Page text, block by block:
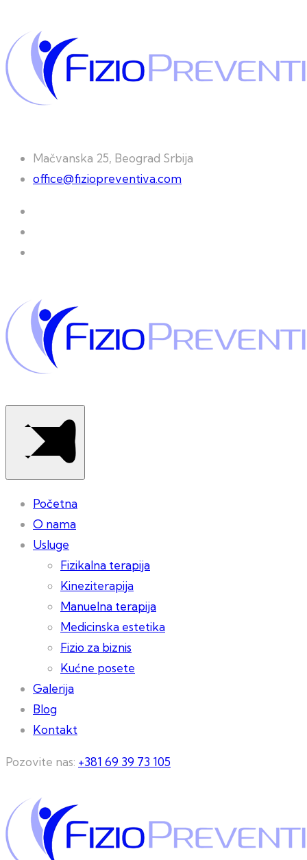
Mačvanska 25, Beograd Srbija
office@fiziopreventiva.com
Početna
O nama
Usluge
Fizikalna terapija
Kineziterapija
Manuelna terapija
Medicinska estetika
Fizio za biznis
Kućne posete
Galerija
Blog
Kontakt
Pozovite nas: +381 69 39 73 105